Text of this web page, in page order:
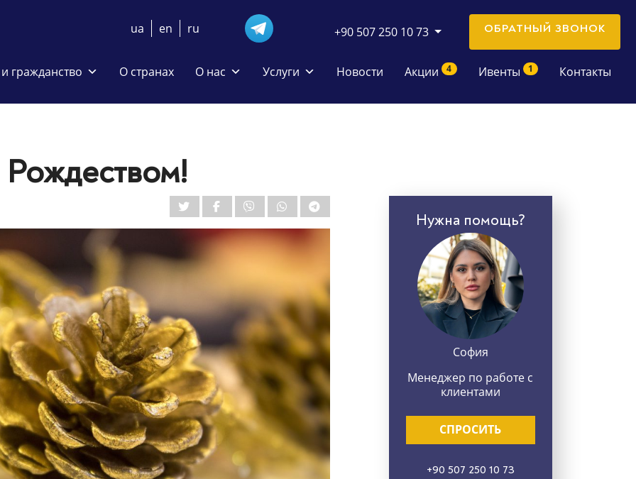
ua en ru +90 507 250 10 73 ОБРАТНЫЙ ЗВОНОК
гражданство О странах О нас Услуги Новости Акции 4 Ивенты 1 Контакты
Нужна помощь?
София
Менеджер по работе с
клиентами
СПРОСИТЬ
+90 507 250 10 73